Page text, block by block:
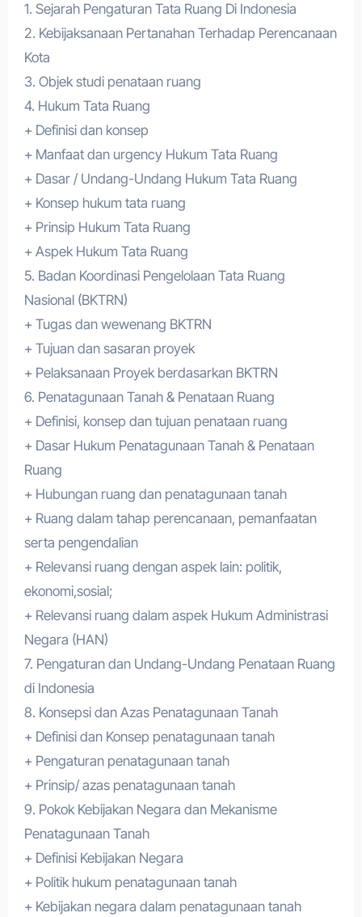
1. Sejarah Pengaturan Tata Ruang Di Indonesia
2. Kebijaksanaan Pertanahan Terhadap Perencanaan
Kota
3. Objek studi penataan ruang
4. Hukum Tata Ruang
+ Definisi dan konsep
+ Manfaat dan urgency Hukum Tata Ruang
+ Dasar / Undang-Undang Hukum Tata Ruang
+ Konsep hukum tata ruang
+ Prinsip Hukum Tata Ruang
+ Aspek Hukum Tata Ruang
5. Badan Koordinasi Pengelolaan Tata Ruang
Nasional (BKTRN)
+ Tugas dan wewenang BKTRN
+ Tujuan dan sasaran proyek
+ Pelaksanaan Proyek berdasarkan BKTRN
6. Penatagunaan Tanah & Penataan Ruang
+ Definisi, konsep dan tujuan penataan ruang
+ Dasar Hukum Penatagunaan Tanah & Penataan
Ruang
+ Hubungan ruang dan penatagunaan tanah
+ Ruang dalam tahap perencanaan, pemanfaatan
serta pengendalian
+ Relevansi ruang dengan aspek lain: politik,
ekonomi,sosial;
+ Relevansi ruang dalam aspek Hukum Administrasi
Negara (HAN)
7. Pengaturan dan Undang-Undang Penataan Ruang
di Indonesia
8. Konsepsi dan Azas Penatagunaan Tanah
+ Definisi dan Konsep penatagunaan tanah
+ Pengaturan penatagunaan tanah
+ Prinsip/ azas penatagunaan tanah
9. Pokok Kebijakan Negara dan Mekanisme
Penatagunaan Tanah
+ Definisi Kebijakan Negara
+ Politik hukum penatagunaan tanah
+ Kebijakan negara dalam penatagunaan tanah